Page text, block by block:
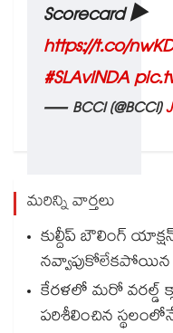
Scorecard ▶️
https://t.co/
#SLAvINDA
— BCCI (@BCCI)
మరిన్ని వార్తలు
కుల్దీప్ బౌలింగ్
నవ్వాపుకోలేకపోయిన
కేరళలో మరో వరల్డ్
పరిశీలించిన